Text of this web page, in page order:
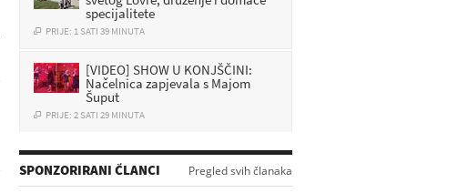
PRIJE: 1 SATI 39 MINUTA
Načelnica zapjevala s Majom
Šuput
PRIJE: 2 SATI 29 MINUTA
Sudarila se dva auta, policija
objavila detalje
 PRIJE: 2 MINUTA
SPONZORIRANI ČLANCI Pregled svih članaka